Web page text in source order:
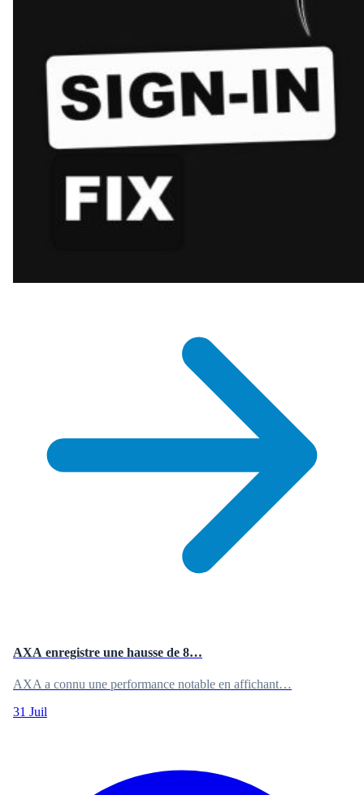
AXA enregistre une hausse de 8…
AXA a connu une performance notable en affichant…
31 Juil